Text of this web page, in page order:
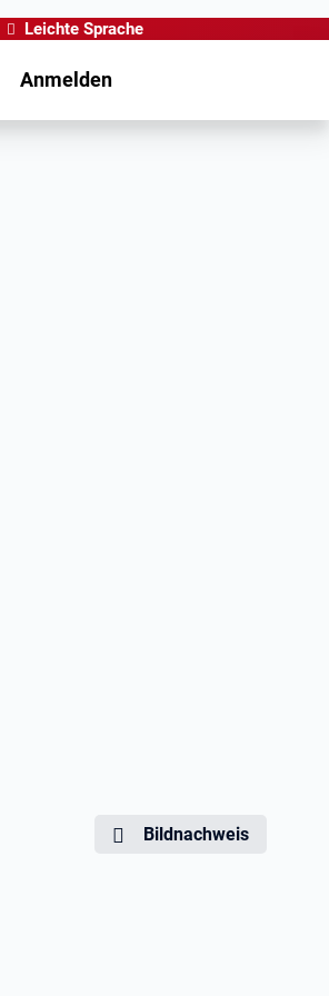
Leichte Sprache
Anmelden
Bildnachweis